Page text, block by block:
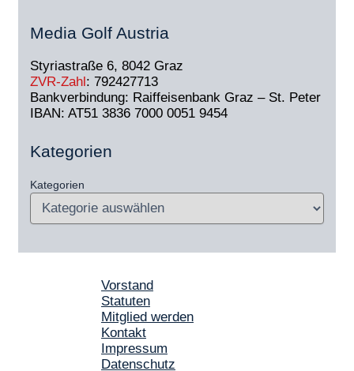
Media Golf Austria
Styriastraße 6, 8042 Graz
ZVR-Zahl : 792427713
Bankverbindung: Raiffeisenbank Graz – St. Peter
IBAN: AT51 3836 7000 0051 9454
Kategorien
Kategorien
Vorstand
Statuten
Mitglied werden
Kontakt
Impressum
Datenschutz